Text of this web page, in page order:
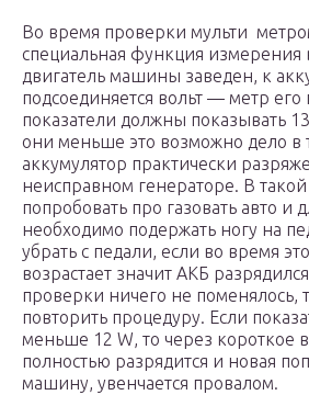
Во время проверки мульти
специальная функция измерения
двигатель машины заведен, к
подсоединяется вольт — метр
показатели должны показывать
они меньше это возможно дело в
аккумулятор практически
неисправном генераторе. В
попробовать про газовать авто и
необходимо подержать ногу на
убрать с педали, если во время
возрастает значит АКБ
проверки ничего не поменялось,
повторить процедуру. Если
меньше 12 W, то через короткое
полностью разрядится и новая
машину, увенчается провалом.